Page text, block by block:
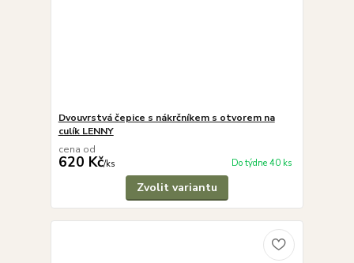
Dvouvrstvá čepice s nákrčníkem s otvorem na
culík LENNY
cena od
620 Kč/ks Do týdne 40 ks
Zvolit variantu